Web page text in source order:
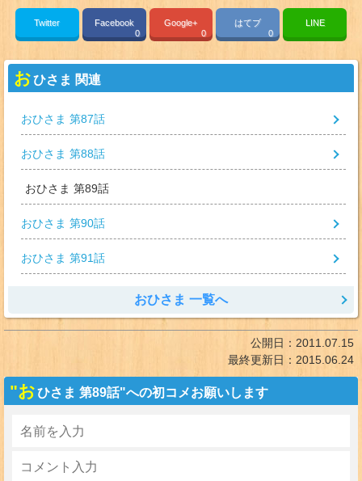
Twitter
Facebook
0
Google+
0
はてブ
0
LINE
おひさま 関連
おひさま 第87話
おひさま 第88話
おひさま 第89話
おひさま 第90話
おひさま 第91話
おひさま 一覧へ
公開日： 2011.07.15
最終更新日： 2015.06.24
"おひさま 第89話"への初コメお願いします